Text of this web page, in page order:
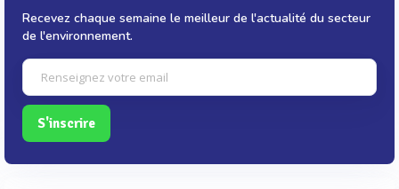
Recevez chaque semaine le meilleur de l'actualité du secteur
de l'environnement.
S'inscrire